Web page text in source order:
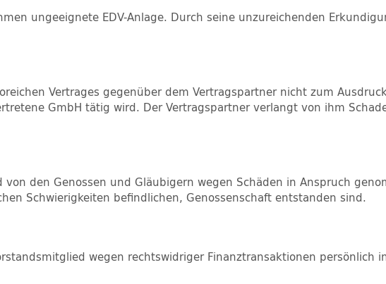
ungeeignete EDV-Anlage. Durch seine unzureichenden
Vertrages gegenüber dem Vertragspartner nicht zum
GmbH tätig wird. Der Vertragspartner verlangt von ihm
den Genossen und Gläubigern wegen Schäden in Anspruch
Schwierigkeiten befindlichen, Genossenschaft entstanden sind.
wegen rechtswidriger Finanztransaktionen persönlich